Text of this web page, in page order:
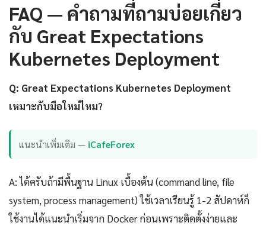
FAQ — คำถามที่ถามบ่อยเกี่ยว
กับ Great Expectations
Kubernetes Deployment
Q: Great Expectations Kubernetes Deployment
เหมาะกับมือใหม่ไหม?
แนะนำเพิ่มเติม — iCafeForex
A: ได้ครับถ้ามีพื้นฐาน Linux เบื้องต้น (command line, file
system, process management) ใช้เวลาเรียนรู้ 1-2 สัปดาห์ก็
ใช้งานได้แนะนำเริ่มจาก Docker ก่อนเพราะติดตั้งง่ายและ